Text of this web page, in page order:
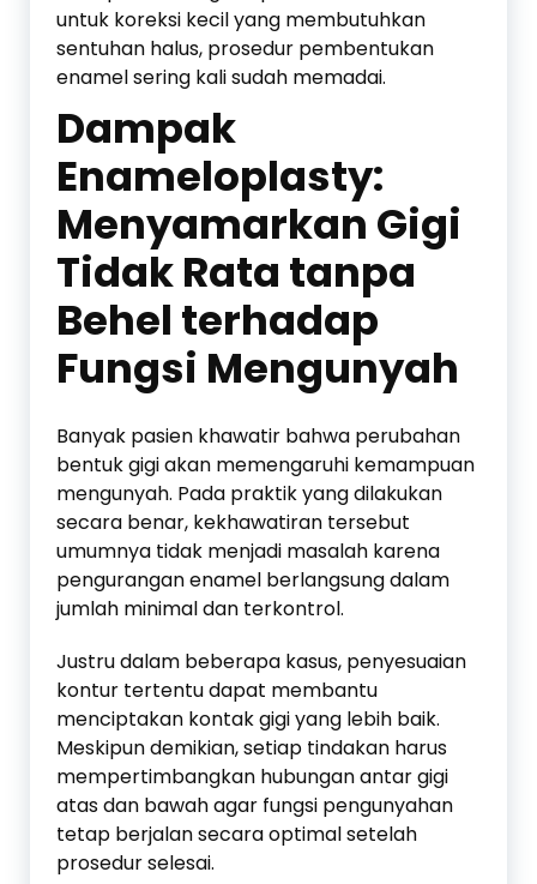
untuk koreksi kecil yang membutuhkan
sentuhan halus, prosedur pembentukan
enamel sering kali sudah memadai.
Dampak
Enameloplasty:
Menyamarkan Gigi
Tidak Rata tanpa
Behel terhadap
Fungsi Mengunyah
Banyak pasien khawatir bahwa perubahan
bentuk gigi akan memengaruhi kemampuan
mengunyah. Pada praktik yang dilakukan
secara benar, kekhawatiran tersebut
umumnya tidak menjadi masalah karena
pengurangan enamel berlangsung dalam
jumlah minimal dan terkontrol.
Justru dalam beberapa kasus, penyesuaian
kontur tertentu dapat membantu
menciptakan kontak gigi yang lebih baik.
Meskipun demikian, setiap tindakan harus
mempertimbangkan hubungan antar gigi
atas dan bawah agar fungsi pengunyahan
tetap berjalan secara optimal setelah
prosedur selesai.